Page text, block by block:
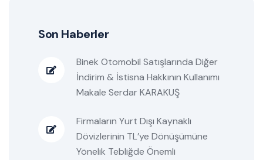
Son Haberler
Binek Otomobil Satışlarında Diğer
İndirim & İstisna Hakkının Kullanımı
Makale Serdar KARAKUŞ
Firmaların Yurt Dışı Kaynaklı
Dövizlerinin TL’ye Dönüşümüne
Yönelik Tebliğde Önemli